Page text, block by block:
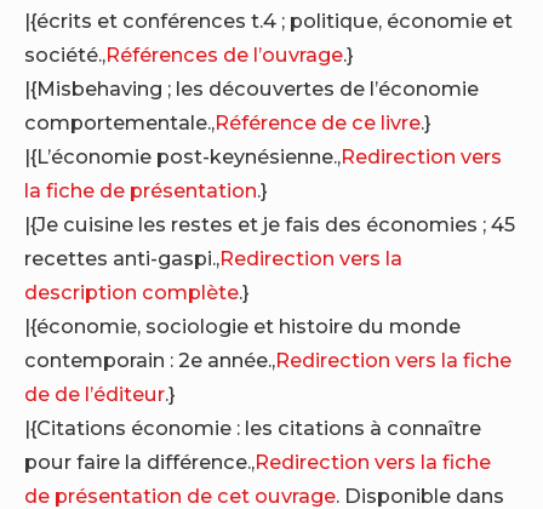
|{écrits et conférences t.4 ; politique, économie et
société.,Références de l’ouvrage.}
|{Misbehaving ; les découvertes de l’économie
comportementale.,Référence de ce livre.}
|{L’économie post-keynésienne.,Redirection vers
la fiche de présentation.}
|{Je cuisine les restes et je fais des économies ; 45
recettes anti-gaspi.,Redirection vers la
description complète.}
|{économie, sociologie et histoire du monde
contemporain : 2e année.,Redirection vers la fiche
de de l’éditeur.}
|{Citations économie : les citations à connaître
pour faire la différence.,Redirection vers la fiche
de présentation de cet ouvrage. Disponible dans